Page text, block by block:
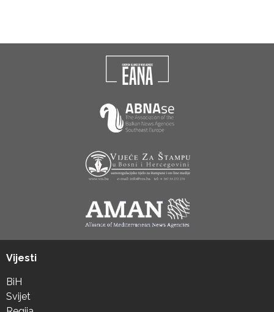
Vijesti
BiH
Svijet